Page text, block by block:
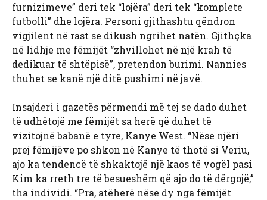
furnizimeve” deri tek “lojëra” deri tek “komplete
futbolli” dhe lojëra. Personi gjithashtu qëndron
vigjilent në rast se dikush ngrihet natën. Gjithçka
në lidhje me fëmijët “zhvillohet në një krah të
dedikuar të shtëpisë”, pretendon burimi. Nannies
thuhet se kanë një ditë pushimi në javë.
Insajderi i gazetës përmendi më tej se dado duhet
të udhëtojë me fëmijët sa herë që duhet të
vizitojnë babanë e tyre, Kanye West. “Nëse njëri
prej fëmijëve po shkon në Kanye të thotë si Veriu,
ajo ka tendencë të shkaktojë një kaos të vogël pasi
Kim ka rreth tre të besueshëm që ajo do të dërgojë,”
tha individi. “Pra, atëherë nëse dy nga fëmijët